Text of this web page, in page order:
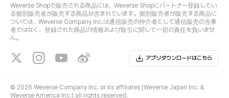
Weverse Shopで販売される商品には、Weverse Shopにパートナー登録してい
る個別販売者が販売する商品が含まれています。個別販売者が販売する商品に
ついては、Weverse Company Inc.は通信販売の仲介者として通信販売の当事
者ではなく、登録された商品の情報および取引に関して一切の責任を負いませ
ん。
アプリダウンロードはこちら
© 2026 Weverse Company Inc. or its affiliates (Weverse Japan Inc. &
Weverse America Inc.) all rights reserved.